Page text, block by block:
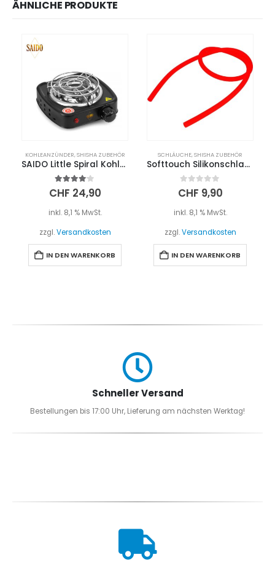
ÄHNLICHE PRODUKTE
KOHLEANZÜNDER,SHISHA ZUBEHÖR
SAIDO Little Spiral Kohleanzünder 500W + Kohlegitter
4.00 out of 5
CHF 24,90
inkl. 8,1 % MwSt.
zzgl.Versandkosten
IN DEN WARENKORB
SCHLÄUCHE,SHISHA ZUBEHÖR
Softtouch Silikonschlauch – Rot
0out of 5
CHF 9,90
inkl. 8,1 % MwSt.
zzgl.Versandkosten
IN DEN WARENKORB
Schneller Versand
Bestellungen bis 17:00 Uhr, Lieferung am nächsten Werktag!